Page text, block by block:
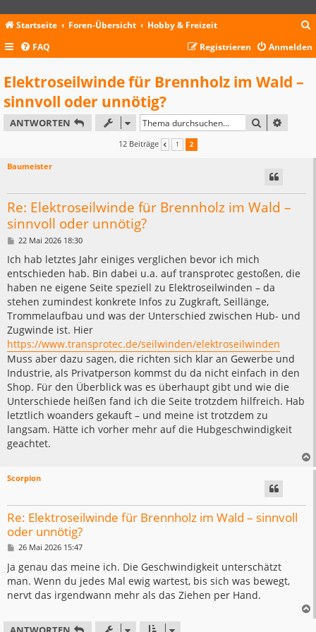
Startseite Foren-Übersicht Hobby & Freizeit
c
FAQ Anmelden
Registrieren
Elektroseilwinde für Brennholz im Wald –
sinnvoll oder unnötig?
ANTWORTEN SUCHE
12 Beiträge VORHERIGE
1 2
Baumeister
Re: Elektroseilwinde für Brennholz im Wald –
sinnvoll oder unnötig?
B
i
r
a
g
22 Mai 2026 18:30
Ich hab letztes Jahr einiges verglichen bevor ich mich
entschieden hab. Bin dabei u.a. auf transprotec gestoßen, die
haben ne eigene Seite speziell zu Elektroseilwinden – da
stehen zumindest konkrete Infos zu Zugkraft, Seillänge,
Trommelaufbau und was der Unterschied zwischen Hub- und
Zugwinde ist. Hier
https://www.transprotec.de/seilwinden/elektroseilwinden
Muss aber dazu sagen, die richten sich klar an Gewerbe und
Industrie, als Privatperson kommst du da nicht einfach in den
Shop. Für den Überblick was es überhaupt gibt und wie die
Unterschiede heißen fand ich die Seite trotzdem hilfreich. Hab
letztlich woanders gekauft – und meine ist trotzdem zu
langsam. Hätte ich vorher mehr auf die Hubgeschwindigkeit
geachtet.
Scorpion
Re: Elektroseilwinde für Brennholz im Wald – sinnvoll
oder unnötig?
B
r
a
g
26 Mai 2026 15:47
Ja genau das meine ich. Die Geschwindigkeit unterschätzt
man. Wenn du jedes Mal ewig wartest, bis sich was bewegt,
nervt das irgendwann mehr als das Ziehen per Hand.